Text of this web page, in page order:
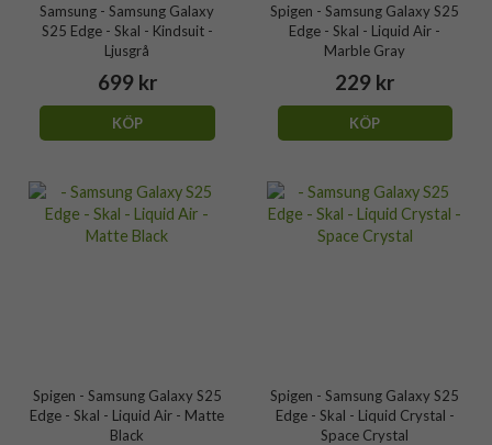
Samsung - Samsung Galaxy
S25 Edge - Skal - Kindsuit -
Ljusgrå
699 kr
KÖP
Spigen - Samsung Galaxy S25
Edge - Skal - Liquid Air -
Marble Gray
229 kr
KÖP
Spigen - Samsung Galaxy S25
Edge - Skal - Liquid Air - Matte
Black
Spigen - Samsung Galaxy S25
Edge - Skal - Liquid Crystal -
Space Crystal